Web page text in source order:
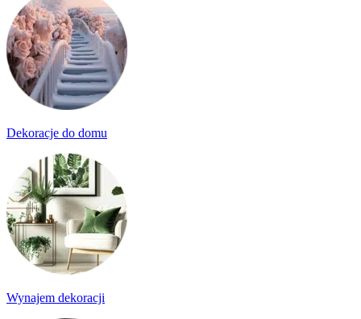
Dekoracje do domu
Wynajem dekoracji